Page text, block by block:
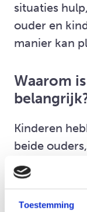
Toestemming
situaties
ouder en
manier kan
Waarom
Kinderen
beide
hun welzijn.
dit recht te
situaties.